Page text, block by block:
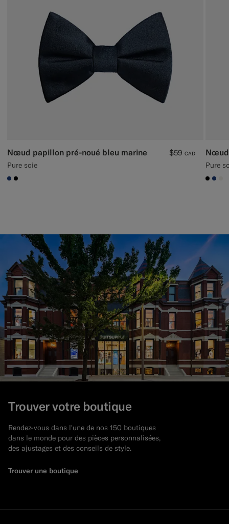
Nœud papillon pré-noué bleu marine
Pure soie
$59 CAD
#1C3D7A
#000000
Nœud
Pure
Trouver votre boutique
Rendez-vous dans l'une de nos 150 boutiques
dans le monde pour des pièces personnalisées,
des ajustages et des conseils de style.
Trouver une boutique